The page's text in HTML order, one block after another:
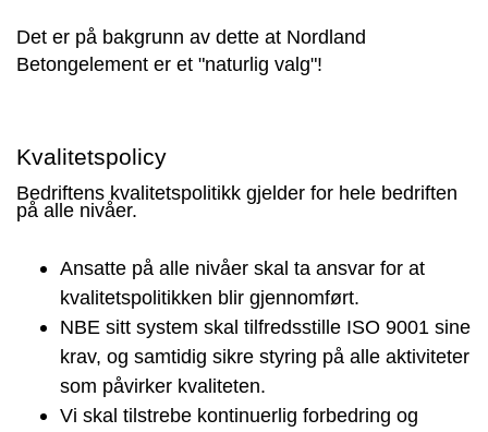
Det er på bakgrunn av dette at Nordland
Betongelement er et "naturlig valg"!
Kvalitetspolicy
Bedriftens kvalitetspolitikk gjelder for hele bedriften
på alle nivåer.
Ansatte på alle nivåer skal ta ansvar for at
kvalitetspolitikken blir gjennomført.
NBE sitt system skal tilfredsstille ISO 9001 sine
krav, og samtidig sikre styring på alle aktiviteter
som påvirker kvaliteten.
Vi skal tilstrebe kontinuerlig forbedring og